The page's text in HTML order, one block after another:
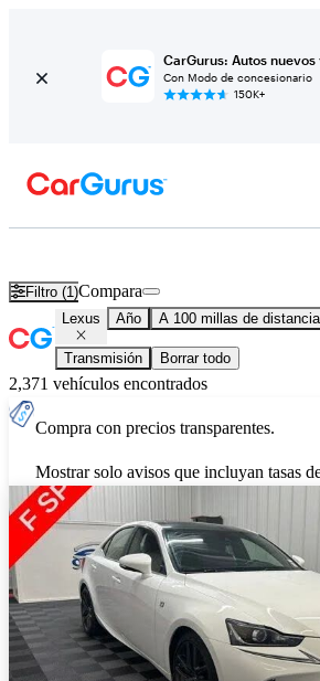
CarGurus: Autos nuevos
Con Modo de concesionario
150K+
Filtro (1)Compara
Lexus Año A 100 millas de distancia
Transmisión Borrar todo
2,371 vehículos encontrados
Compra con precios transparentes.
Mostrar solo avisos que incluyan tasas